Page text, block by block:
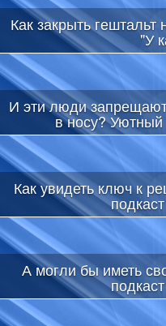
Как закрыть
"У
И эти люди
в носу?
Как увидеть ключ к
А могли бы иметь